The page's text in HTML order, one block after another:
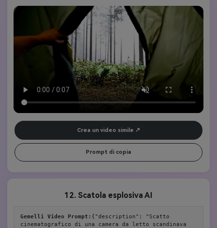
vediamo un gatto zenzero in piedi in una fitta e nebbiosa pineta.
[Ginger Cat] si avvicina e guarda direttamente alla telecamera.
Sorprendentemente, alza la zampa e punta un dito. Lo stile generale
dovrebbe essere cinematografico, con dettagli ricchi, illuminazione
realistica e 4K ad alta risoluzione, creando un netto contrasto tra
tranquille scene naturali e movimenti assurdi. Il dito del gatto
zenzero è sollevato giusto. Proprio come la foto caricata
Crea un video simile
Prompt di copia
12. Scatola esplosiva AI
Gemelli Video Prompt: {"description": "Scatto
cinematografico di una camera da letto scandinava